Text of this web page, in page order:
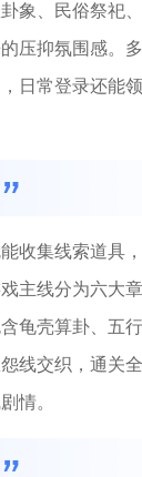
象、民俗祭祀
压抑氛围感。
日常登录还能
收集线索道具
主线分为六大
龟壳算卦、五
线交织，通关
情。